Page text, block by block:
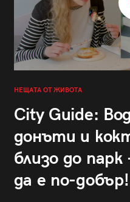
НЕЩАТА ОТ ЖИВОТА
City Guide:
донъти и
близо до
да е по-добър!